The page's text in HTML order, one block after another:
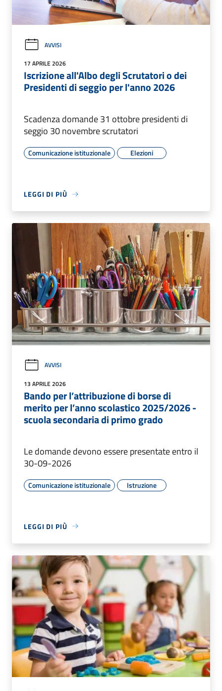
AVVISI
17 APRILE 2026
Iscrizione all'Albo degli Scrutatori o dei
Presidenti di seggio per l'anno 2026
Scadenza domande 31 ottobre presidenti di
seggio 30 novembre scrutatori
Comunicazione istituzionale Elezioni
LEGGI DI PIÙ
AVVISI
13 APRILE 2026
Bando per l’attribuzione di borse di
merito per l’anno scolastico 2025/2026 -
scuola secondaria di primo grado
Le domande devono essere presentate entro il
30-09-2026
Comunicazione istituzionale Istruzione
LEGGI DI PIÙ